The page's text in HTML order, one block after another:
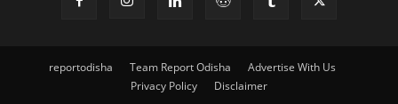
reportodisha Team Report Odisha
Advertise With Us
Privacy Policy
Disclaimer